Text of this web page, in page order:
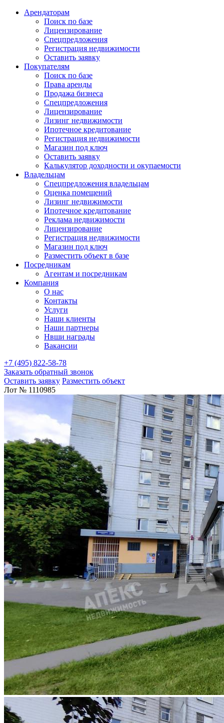
Арендаторам
Поиск по базе
Лицензирование
Спецпредложения
Регистрация недвижимости
Оставить заявку
Покупателям
Поиск по базе
Права аренды
Продажа бизнеса
Спецпредложения
Лицензирование
Лизинг недвижимости
Ипотечное кредитование
Регистрация недвижимости
Магазин под ключ
Оставить заявку
Калькулятор доходности и окупаемости
Владельцам
Спецпредложения владельцам
Оценка помещений
Лизинг недвижимости
Ипотечное кредитование
Реклама недвижимости
Лицензирование
Регистрация недвижимости
Магазин под ключ
Разместить объект в базе
Посредникам
Агентам и посредникам
Компания
О нас
Контакты
Услуги
Наши клиенты
Наши партнеры
Нвши награды
Вакансии
+7 (495) 822-58-78
Заказать обратный звонок
Оставить заявку Разместить объект
Лот № 1110985